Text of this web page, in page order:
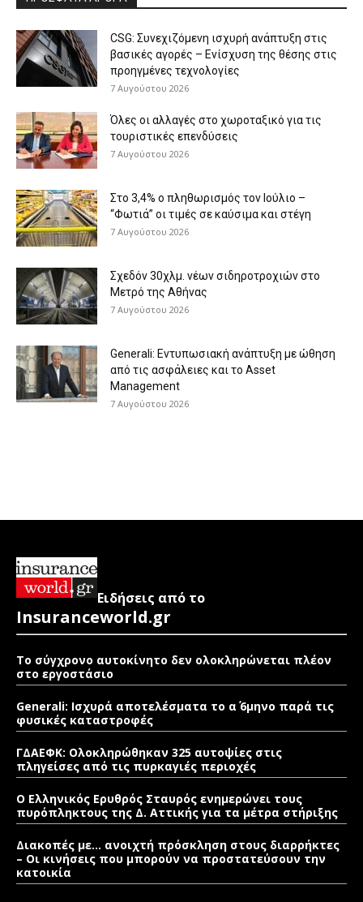
CSG: Συνεχιζόμενη ισχυρή ανάπτυξη στις
βασικές αγορές – Ενίσχυση της θέσης στις
προηγμένες τεχνολογίες
7 Αυγούστου 2026
Όλες οι αλλαγές στο χωροταξικό για τις
τουριστικές επενδύσεις
7 Αυγούστου 2026
Στο 3,4% ο πληθωρισμός τον Ιούλιο –
“Φωτιά” οι τιμές σε καύσιμα και στέγη
7 Αυγούστου 2026
Σχεδόν 30χλμ. νέων σιδηροτροχιών στο
Μετρό της Αθήνας
7 Αυγούστου 2026
Generali: Eντυπωσιακή ανάπτυξη με ώθηση
από τις ασφάλειες και το Asset
Management
7 Αυγούστου 2026
Ειδήσεις από το
Insuranceworld.gr
Το σύγχρονο αυτοκίνητο δεν ολοκληρώνεται πλέον
στο εργοστάσιο
Generali: Ισχυρά αποτελέσματα το α΄ 6μηνο παρά τις
φυσικές καταστροφές
ΓΔΑΕΦΚ: Ολοκληρώθηκαν 325 αυτοψίες στις
πληγείσες από τις πυρκαγιές περιοχές
Ο Ελληνικός Ερυθρός Σταυρός ενημερώνει τους
πυρόπληκτους της Δ. Αττικής για τα μέτρα στήριξης
Διακοπές με… ανοιχτή πρόσκληση στους διαρρήκτες
– Οι κινήσεις που μπορούν να προστατεύσουν την
κατοικία